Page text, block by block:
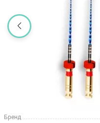
Бренд